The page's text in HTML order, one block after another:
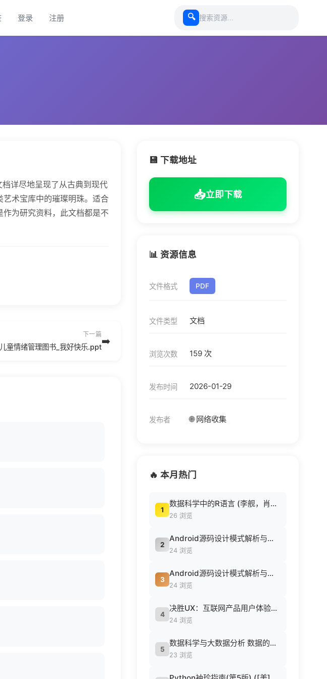
登录 注册 🔍
详尽地呈现了从古典到现代
术宝库中的璀璨明珠。适合
为研究资料，此文档都是不
下一篇
儿童情绪管理图书_我好快乐.ppt➡️
💾 下载地址
📥立即下载
📊 资源信息
文件格式 PDF
文件类型 文档
浏览次数 159 次
发布时间 2026-01-29
发布者 🌐 网络收集
🔥 本月热门
1
数据科学中的R语言 (李舰，肖凯著, 李舰，肖凯著；吴喜之审校, Pdg2Pic).pdf
26 浏览
2
Android源码设计模式解析与实战 (何红辉，关爱民著, 何红辉, 关爱民著, 何红辉, 关爱民).pdf
24 浏览
3
Android源码设计模式解析与实战 (何红辉，关爱民著, 何红辉, 关爱民著, 何红辉, 关爱民).pdf
24 浏览
4
决胜UX：互联网产品用户体验策略 ([美] Jaime Levy [[美] Jaime Levy]).epub
24 浏览
5
数据科学与大数据分析 数据的发现 分析 可视化与表示 ( etc.).epub
23 浏览